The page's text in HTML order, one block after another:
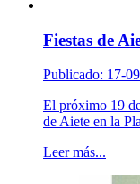
Fiestas de
Publicado: 17-
El próximo 19
de Aiete en la
Leer más...